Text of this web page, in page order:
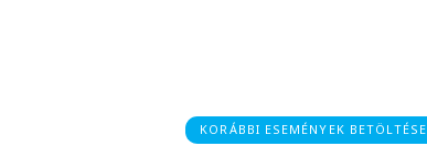
KORÁBBI ESEMÉNYEK BETÖLTÉSE